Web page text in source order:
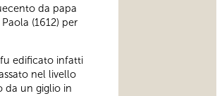
da papa
(1612) per
edificato infatti
nel livello
da un giglio in